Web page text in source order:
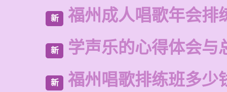
新 福州成人唱歌年会排
新 学声乐的心得体会与
新 福州唱歌排练班多少